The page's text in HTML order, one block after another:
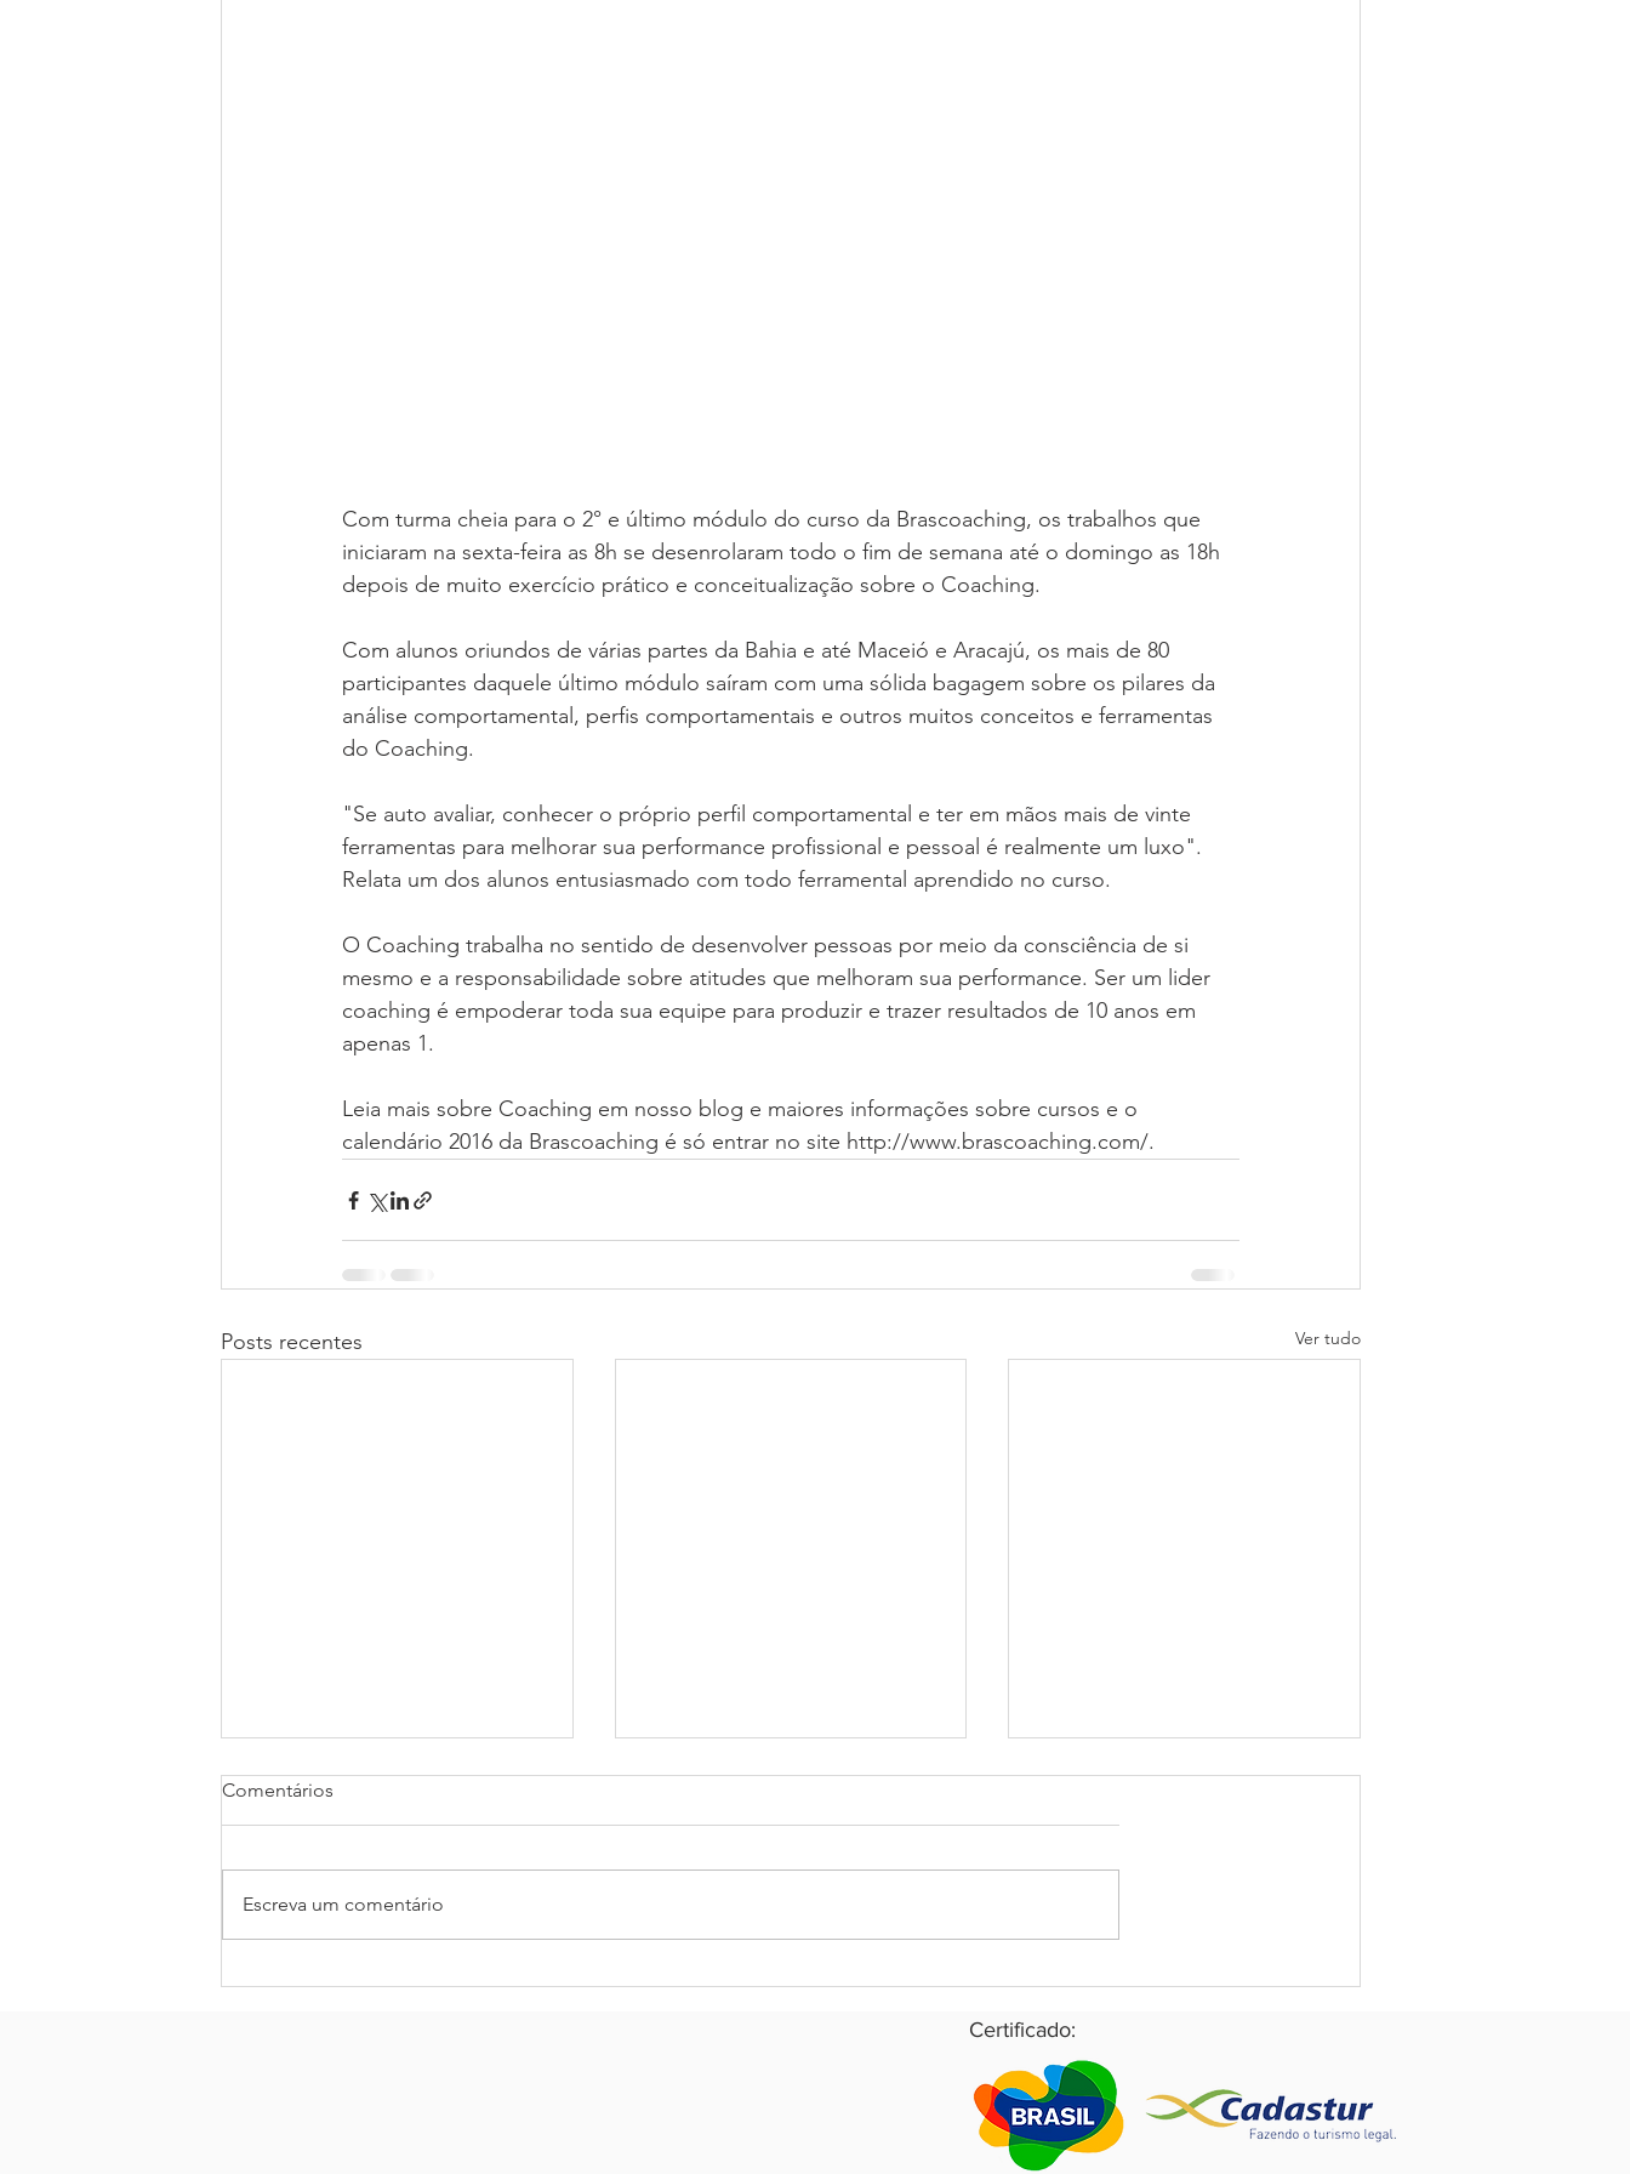
Com turma cheia para o 2° e último módulo do curso da Brascoaching, os trabalhos que
iniciaram na sexta-feira as 8h se desenrolaram todo o fim de semana até o domingo as 18h
depois de muito exercício prático e conceitualização sobre o Coaching.
Com alunos oriundos de várias partes da Bahia e até Maceió e Aracajú, os mais de 80
participantes daquele último módulo saíram com uma sólida bagagem sobre os pilares da
análise comportamental, perfis comportamentais e outros muitos conceitos e ferramentas
do Coaching.
"Se auto avaliar, conhecer o próprio perfil comportamental e ter em mãos mais de vinte
ferramentas para melhorar sua performance profissional e pessoal é realmente um luxo".
Relata um dos alunos entusiasmado com todo ferramental aprendido no curso.
O Coaching trabalha no sentido de desenvolver pessoas por meio da consciência de si
mesmo e a responsabilidade sobre atitudes que melhoram sua performance. Ser um lider
coaching é empoderar toda sua equipe para produzir e trazer resultados de 10 anos em
apenas 1.
Leia mais sobre Coaching em nosso blog e maiores informações sobre cursos e o
calendário 2016 da Brascoaching é só entrar no site http://www.brascoaching.com/.
Posts recentes Ver tudo
que fazer?
Comentários
Escreva um comentário
Certificado: